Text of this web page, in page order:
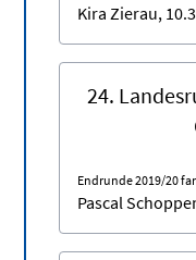
Kira Zierau, 10.3
24.
Endrunde 2019/20
Pascal